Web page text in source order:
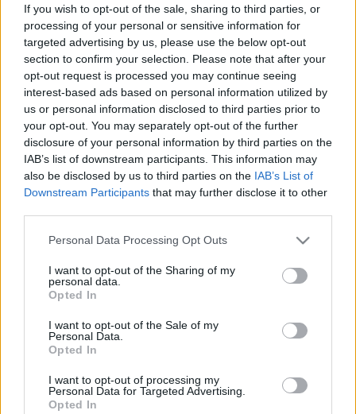
If you wish to opt-out of the sale, sharing to third parties, or
processing of your personal or sensitive information for
targeted advertising by us, please use the below opt-out
section to confirm your selection. Please note that after your
opt-out request is processed you may continue seeing
interest-based ads based on personal information utilized by
us or personal information disclosed to third parties prior to
your opt-out. You may separately opt-out of the further
disclosure of your personal information by third parties on the
IAB’s list of downstream participants. This information may
also be disclosed by us to third parties on the IAB’s List of
Downstream Participants that may further disclose it to other
Please note that this website/app uses one or more Google
not limited to your visit or usage behaviour. You may click to
grant or deny consent to Google and its third-party tags to
use your data for below specified purposes in below Google
consent section.
Personal Data Processing Opt Outs
I want to opt-out of the Sharing of my
personal data.
Opted In
I want to opt-out of the Sale of my
Personal Data.
Opted In
I want to opt-out of processing my
Personal Data for Targeted Advertising.
Opted In
SZABÁLYOZÁS NEM TESZI LEHETŐVÉ, HOGY AZ
ÖNKORMÁNYZAT BELESZÓLJON A SZÍNHÁZ
MUNKÁJÁBA
2018. október. 08. 13:49
AZ IDEI PREMIER DARABOKBA ÖLTÖZÖTT A
SZOMBATHELYI SZÍNHÁZ
2018. október. 07. 17:20
Menő.
ŐK KAPTÁK AZ IDEI HOLDBELI CSÓNAKOS-
DÍJAT A WEÖRES SÁNDOR SZÍNHÁZBAN
A Revizor bemutatója után tartottak díjátadót.
TAKÁTSNÉ EMELNI AKARTA AZ
2018. október. 05. 09:53
Ezért kérte számon Jordánt, hogy miért volt olyan sok
KLASSZIKUS MAGYAR DARABOKAT KÖVETEL A
SZÍNHÁZ TÉMÁBAN MINDIG NAPRAKÉSZ TENKI
2018. október. 01. 11:24
A fideszes képviselő a bizottsági ülésen közölte óhajait